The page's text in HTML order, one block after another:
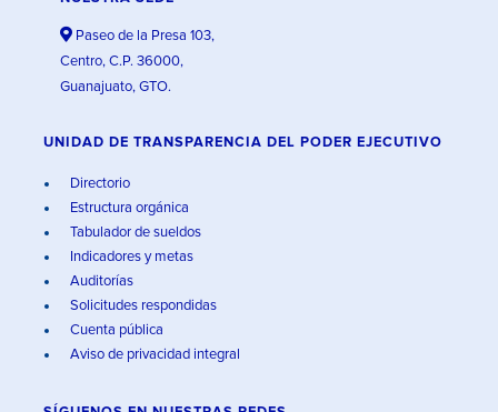
Paseo de la Presa 103,
Centro, C.P. 36000,
Guanajuato, GTO.
UNIDAD DE TRANSPARENCIA DEL PODER EJECUTIVO
Directorio
Estructura orgánica
Tabulador de sueldos
Indicadores y metas
Auditorías
Solicitudes respondidas
Cuenta pública
Aviso de privacidad integral